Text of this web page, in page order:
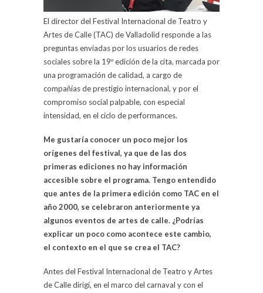
El director del Festival Internacional de Teatro y
Artes de Calle (TAC) de Valladolid responde a las
preguntas enviadas por los usuarios de redes
sociales sobre la 19º edición de la cita, marcada por
una programación de calidad, a cargo de
compañías de prestigio internacional, y por el
compromiso social palpable, con especial
intensidad, en el ciclo de performances.
Me gustaría conocer un poco mejor los
orígenes del festival, ya que de las dos
primeras ediciones no hay información
accesible sobre el programa. Tengo entendido
que antes de la primera edición como TAC en el
año 2000, se celebraron anteriormente ya
algunos eventos de artes de calle. ¿Podrías
explicar un poco como acontece este cambio,
el contexto en el que se crea el TAC?
Antes del Festival Internacional de Teatro y Artes
de Calle dirigí, en el marco del carnaval y con el